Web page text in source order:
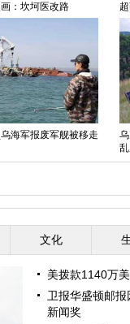
：坎坷医改路
海军报废军舰被移走
文化
美拨款1140万
卫报华盛顿邮
新闻奖